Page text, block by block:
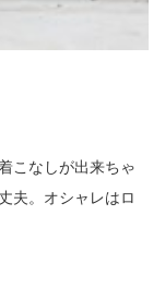
こなしが出来ちゃ
夫。オシャレはロ